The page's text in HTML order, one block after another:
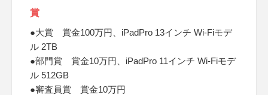
賞
●大賞 賞金100万円、iPadPro 13インチ Wi-Fiモデ
ル 2TB
●部門賞 賞金10万円、iPadPro 11インチ Wi-Fiモデ
ル 512GB
●審査員賞 賞金10万円